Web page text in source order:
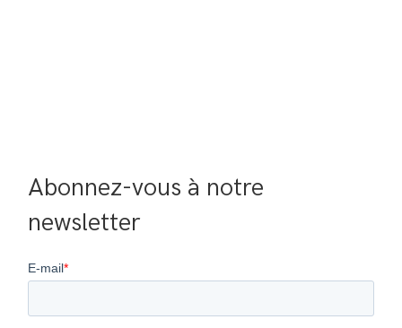
Abonnez-vous à notre
newsletter